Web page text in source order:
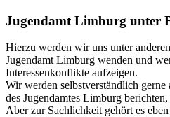
Jugendamt Limburg unter
Hierzu werden wir uns unter
Jugendamt Limburg wenden und
Interessenkonflikte aufzeigen.
Wir werden selbstverständlich
des Jugendamtes Limburg
Aber zur Sachlichkeit gehört es